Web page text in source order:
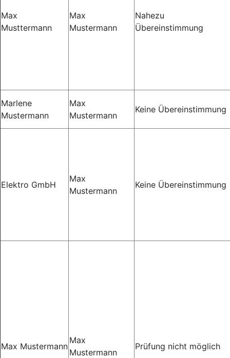
Max
Musttermann
Max
Mustermann
Nahezu
Übereinstimmung
Marlene
Mustermann
Max
Mustermann
Keine Übereinstimmung
Elektro GmbH
Max
Mustermann
Keine Übereinstimmung
Max Mustermann
Max
Mustermann
Prüfung nicht möglich